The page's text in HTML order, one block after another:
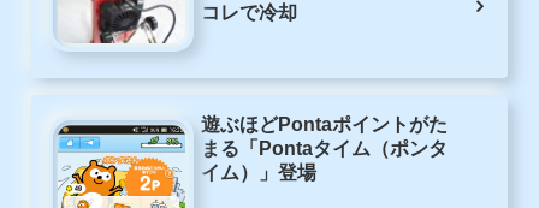
コレで冷却
遊ぶほどPontaポイントがた
まる「Pontaタイム（ポンタ
イム）」登場